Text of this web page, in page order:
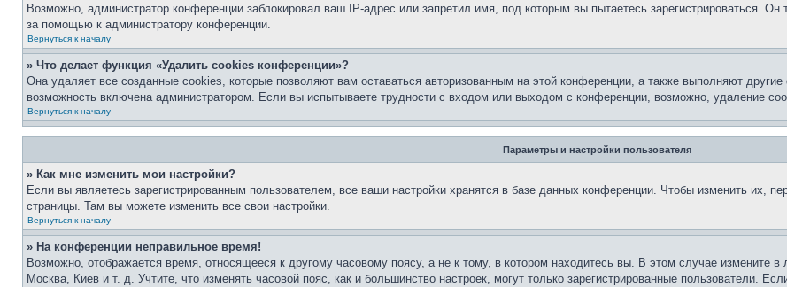
Возможно, администратор конференции заблокировал ваш IP-адрес или запретил имя, под которым вы пытаетесь зарегистрироваться.
за помощью к администратору конференции.
Вернуться к началу
» Что делает функция «Удалить cookies конференции»?
Она удаляет все созданные cookies, которые позволяют вам оставаться авторизованным на этой конференции, а также выполняют
возможность включена администратором. Если вы испытываете трудности с входом или выходом с конференции, возможно, удаление
Вернуться к началу
Параметры и настройки пользователя
» Как мне изменить мои настройки?
Если вы являетесь зарегистрированным пользователем, все ваши настройки хранятся в базе данных конференции. Чтобы изменить их,
страницы. Там вы можете изменить все свои настройки.
Вернуться к началу
» На конференции неправильное время!
Возможно, отображается время, относящееся к другому часовому поясу, а не к тому, в котором находитесь вы. В этом случае измените в
Москва, Киев и т. д. Учтите, что изменять часовой пояс, как и большинство настроек, могут только зарегистрированные пользователи.